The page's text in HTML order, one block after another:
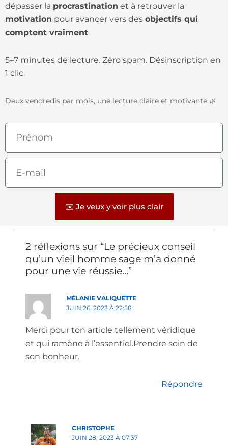
dépasser la procrastination et à retrouver la
motivation pour avancer vers des objectifs qui
comptent vraiment.
5–7 minutes de lecture. Zéro spam. Désinscription en
1 clic.
Deux vendredis par mois, une lecture claire et motivante 🌿
mail
✉️ Je veux y voir plus clair
2 réflexions sur “Le précieux conseil
qu’un vieil homme sage m’a donné
pour une vie réussie…”
MÉLANIE VALIQUETTE
JUIN 26, 2023 À 22:58
Merci pour ton article tellement véridique
et qui ramène à l’essentiel.Prendre soin de
son bonheur.
Répondre
CHRISTOPHE
JUIN 28, 2023 À 07:37